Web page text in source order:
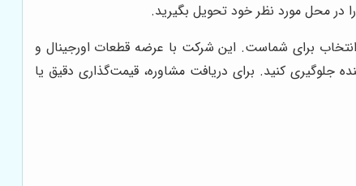
در محل مورد نظر خود تحویل بگیرید.
انتخاب برای شماست. این شرکت با عرضه قطعات اورجینال و
جلوگیری کنید. برای دریافت مشاوره، قیمت‌گذاری دقیق یا